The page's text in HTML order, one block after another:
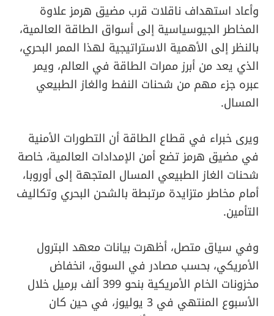
وأعاد استهداف ناقلات قرب مضيق هرمز علاوة
المخاطر الجيوسياسية إلى أسواق الطاقة العالمية،
بالنظر إلى الأهمية الاستراتيجية لهذا الممر البحري،
الذي يعد من أبرز ممرات الطاقة في العالم، ويمر
عبره جزء مهم من شحنات النفط والغاز الطبيعي
المسال.
ويرى خبراء في قطاع الطاقة أن التطورات الأمنية
في مضيق هرمز تضع أمن الإمدادات العالمية، خاصة
شحنات الغاز الطبيعي المسال المتجهة إلى أوروبا،
أمام مخاطر متزايدة مرتبطة بالشحن البحري وتكاليف
التأمين.
وفي سياق متصل، أظهرت بيانات معهد البترول
الأمريكي، بحسب مصادر في السوق، انخفاض
مخزونات الخام الأمريكية بنحو 399 ألف برميل خلال
الأسبوع المنتهي في 3 يوليوز، في حين كان